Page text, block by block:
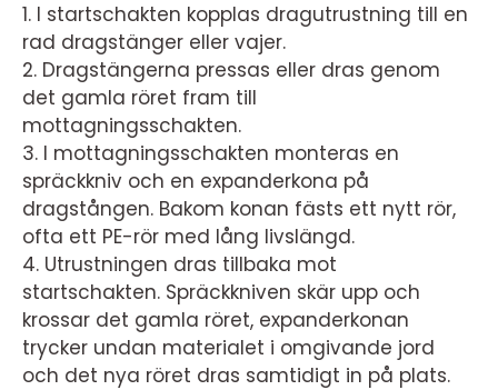
1. I startschakten kopplas dragutrustning till en
rad dragstänger eller vajer.
2. Dragstängerna pressas eller dras genom
det gamla röret fram till
mottagningsschakten.
3. I mottagningsschakten monteras en
spräckkniv och en expanderkona på
dragstången. Bakom konan fästs ett nytt rör,
ofta ett PE-rör med lång livslängd.
4. Utrustningen dras tillbaka mot
startschakten. Spräckkniven skär upp och
krossar det gamla röret, expanderkonan
trycker undan materialet i omgivande jord
och det nya röret dras samtidigt in på plats.